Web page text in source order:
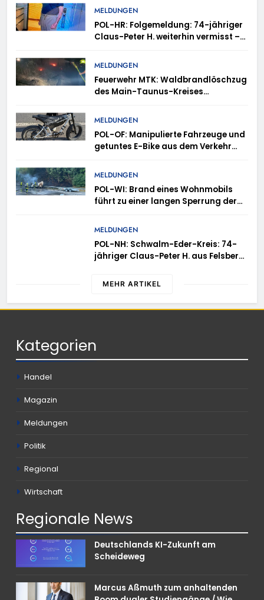
MELDUNGEN
POL-HR: Folgemeldung: 74-jähriger
Claus-Peter H. weiterhin vermisst –
MELDUNGEN
Feuerwehr MTK: Waldbrandlöschzug
des Main-Taunus-Kreises
Rheingau-Taunus-Kreis – Rund 45
schwierigem Gelände die Flanken
des Brandgebietes
MELDUNGEN
POL-OF: Manipulierte Fahrzeuge und
getuntes E-Bike aus dem Verkehr
gleich mehrere Verstöße auf
MELDUNGEN
POL-WI: Brand eines Wohnmobils
führt zu einer langen Sperrung der
MELDUNGEN
POL-NH: Schwalm-Eder-Kreis: 74-
jähriger Claus-Peter H. aus Felsberg
MEHR ARTIKEL
Kategorien
Handel
Magazin
Meldungen
Politik
Regional
Wirtschaft
Regionale News
Deutschlands KI-Zukunft am
Scheideweg
Marcus Aßmuth zum anhaltenden